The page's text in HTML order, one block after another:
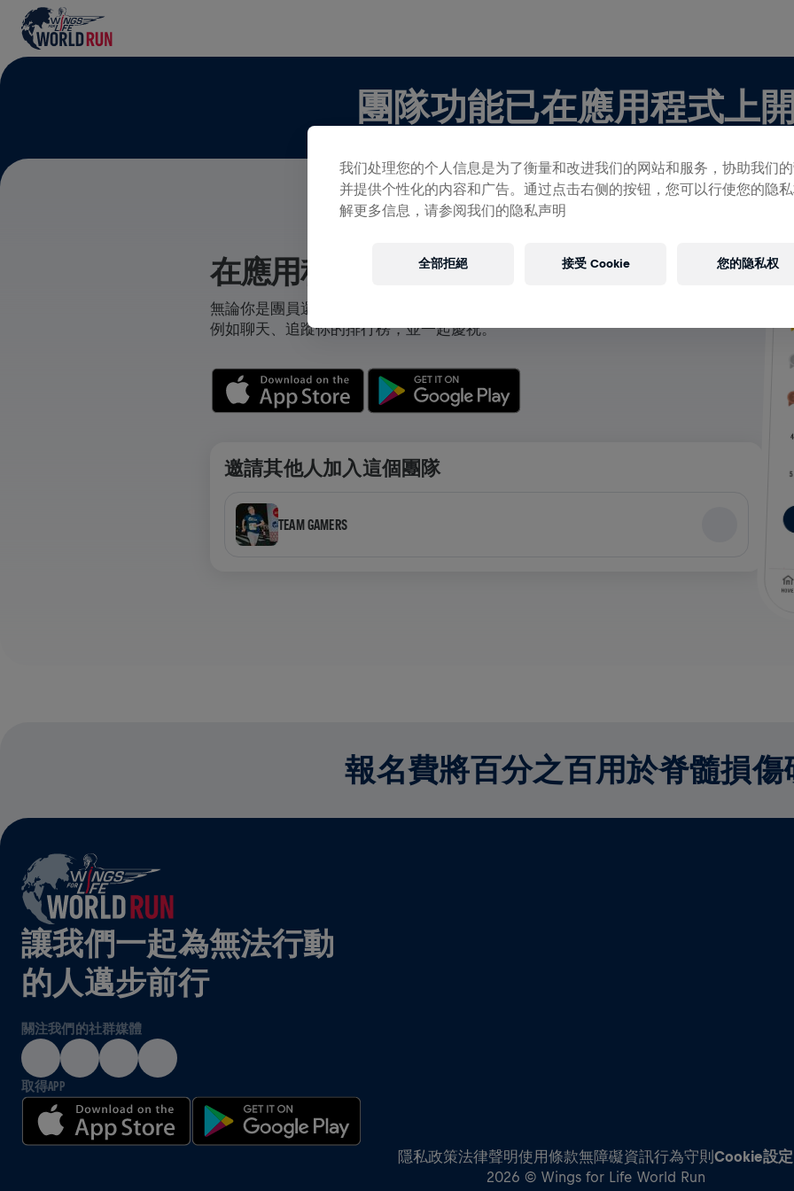
團隊功能已在應用程式上
在應用程式中查看團隊
無論你是團員還是自己創立團隊，都可以在應用程式中探索有關團隊的所有事物，
例如聊天、追蹤你的排行榜，並一起慶祝。
邀請其他人加入這個團隊
TEAM GAMERS
報名費將百分之百用於脊髓損傷
讓我們一起為無法行動
的人邁步前行
關注我們的社群媒體
取得APP
隱私政策法律聲明使用條款無障礙資訊行為守則 Cookie設定
2026 © Wings for Life World Run
我们处理您的个人信息是为了衡量和改进我们的网站和服务，协助我们
并提供个性化的内容和广告。通过点击右侧的按钮，您可以行使您的隐
解更多信息，请参阅我们的隐私声明
您的隐私权
全部拒絕 接受 Cookie